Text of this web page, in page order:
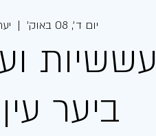
יום ד׳, 08 באוק׳
  |
עששיות
ביער עין